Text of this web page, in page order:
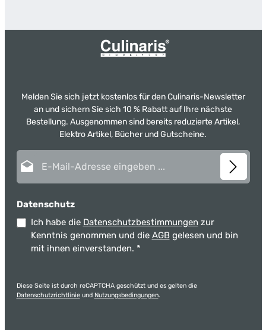
Melden Sie sich jetzt kostenlos für den Culinaris-Newsletter
an und sichern Sie sich 10 % Rabatt auf Ihre nächste
Bestellung. Ausgenommen sind bereits reduzierte Artikel,
Elektro Artikel, Bücher und Gutscheine.
Datenschutz
Ich habe die Datenschutzbestimmungen zur
Kenntnis genommen und die AGB gelesen und bin
mit ihnen einverstanden. *
Diese Seite ist durch reCAPTCHA geschützt und es gelten die
Datenschutzrichtlinieund Nutzungsbedingungen.